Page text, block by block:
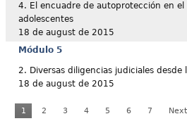
4. El encuadre de autoprotección en
adolescentes
18 de august de 2015
Módulo 5
2. Diversas diligencias judiciales desde
18 de august de 2015
1 2 3 4 5 6 7